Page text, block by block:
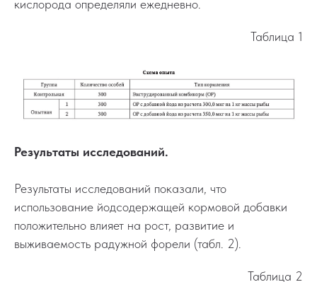
кислорода определяли ежедневно.
Таблица 1
Результаты исследований.
Результаты исследований показали, что
использование йодсодержащей кормовой добавки
положительно влияет на рост, развитие и
выживаемость радужной форели (табл. 2).
Таблица 2